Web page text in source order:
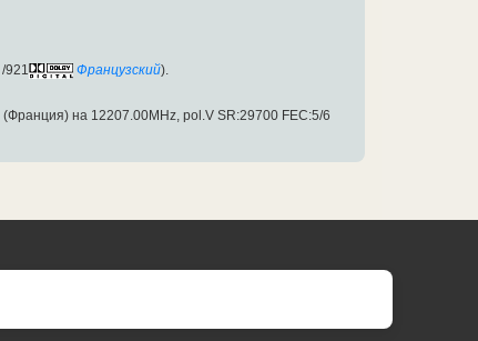
/921 Французский).
(Франция) на 12207.00MHz, pol.V SR:29700 FEC:5/6